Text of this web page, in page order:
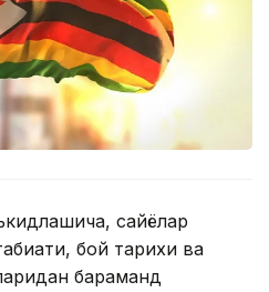
сайёҳлар
бой тарихи ва
баҳраманд